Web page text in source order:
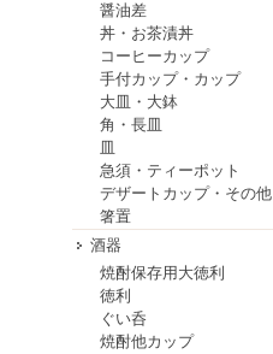
醤油差
丼・お茶漬丼
コーヒーカップ
手付カップ・カップ
大皿・大鉢
角・長皿
皿
急須・ティーポット
デザートカップ・その他
箸置
酒器
焼酎保存用大徳利
徳利
ぐい呑
焼酎他カップ